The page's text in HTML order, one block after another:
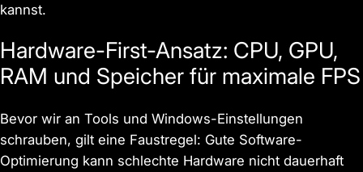
kannst.
Hardware-First-Ansatz: CPU, GPU,
RAM und Speicher für maximale FPS
Bevor wir an Tools und Windows-Einstellungen
schrauben, gilt eine Faustregel: Gute Software-
Optimierung kann schlechte Hardware nicht dauerhaft